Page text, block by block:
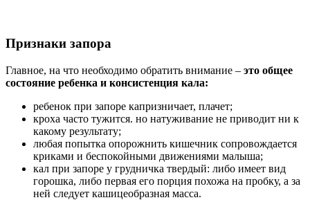
Признаки запора
Главное, на что необходимо обратить внимание – это общее
состояние ребенка и консистенция кала:
ребенок при запоре капризничает, плачет;
кроха часто тужится. но натуживание не приводит ни к
какому результату;
любая попытка опорожнить кишечник сопровождается
криками и беспокойными движениями малыша;
кал при запоре у грудничка твердый: либо имеет вид
горошка, либо первая его порция похожа на пробку, а за
ней следует кашицеобразная масса.